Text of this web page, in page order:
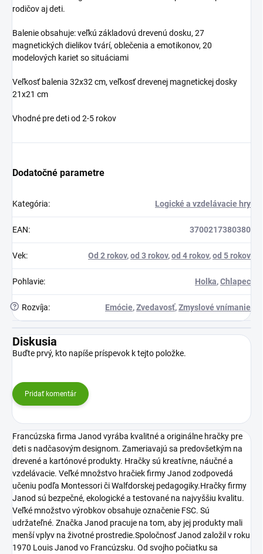
rodičov aj deti.
Balenie obsahuje: veľkú základovú drevenú dosku, 27
magnetických dielikov tvárí, oblečenia a emotikonov, 20
modelových kariet so situáciami
Veľkosť balenia 32x32 cm, veľkosť drevenej magnetickej dosky
21x21 cm
Vhodné pre deti od 2-5 rokov
Dodatočné parametre
Kategória: Logické a vzdelávacie hry
EAN: 3700217380380
Vek: Od 2 rokov,od 3 rokov,od 4 rokov,od 5 rokov
Pohlavie: Holka,Chlapec
? Rozvíja: Emócie,Zvedavosť,Zmyslové vnímanie
Diskusia
Buďte prvý, kto napíše príspevok k tejto položke.
Pridať komentár
Francúzska firma Janod vyrába kvalitné a originálne hračky pre
deti s nadčasovým designom. Zameriavajú sa predovšetkým na
drevené a kartónové produkty. Hračky sú kreatívne, náučné a
vzdelávacie. Veľké množstvo hračiek firmy Janod zodpovedá
učeniu podľa Montessori či Walfdorskej pedagogiky.Hračky firmy
Janod sú bezpečné, ekologické a testované na najvyššiu kvalitu.
Veľké množstvo výrobkov obsahuje označenie FSC. Sú
udržateľné. Značka Janod pracuje na tom, aby jej produkty mali
menší vplyv na životné prostredie.Spoločnosť Janod založil v roku
1970 Louis Janod vo Francúzsku. Od svojho počiatku sa